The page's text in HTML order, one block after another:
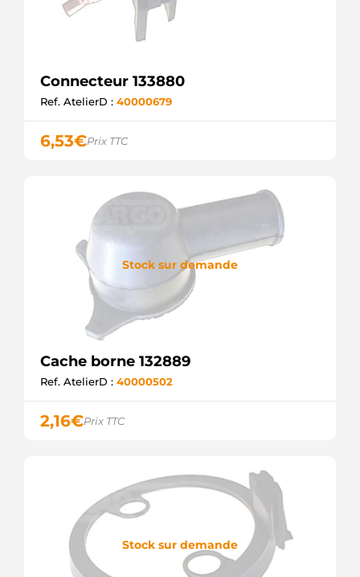
Connecteur 133880
Ref. AtelierD : 40000679
6,53€Prix TTC
Stock sur demande
Cache borne 132889
Ref. AtelierD : 40000502
2,16€Prix TTC
Stock sur demande